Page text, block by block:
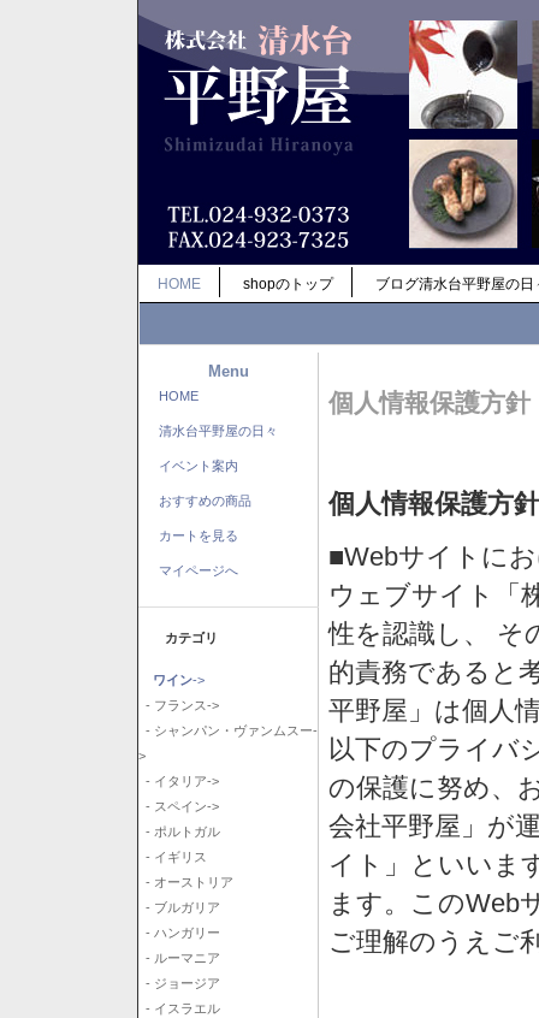
HOME shopのトップ ブログ清水台平野屋の日
Menu
HOME
清水台平野屋の日々
イベント案内
おすすめの商品
カートを見る
マイページへ
カテゴリ
ワイン->
- フランス->
- シャンパン・ヴァンムスー-
>
- イタリア->
- スペイン->
- ポルトガル
- イギリス
- オーストリア
- ブルガリア
- ハンガリー
- ルーマニア
- ジョージア
- イスラエル
個人情報保護方針
個人情報保護方針
■Webサイトに
ウェブサイト「
性を認識し、 そ
的責務であると
平野屋」は個人
以下のプライバ
の保護に努め、
会社平野屋」が
イト」といいま
ます。このWeb
ご理解のうえご